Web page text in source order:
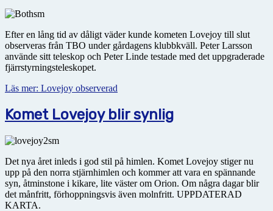
Efter en lång tid av dåligt väder kunde kometen Lovejoy till slut
observeras från TBO under gårdagens klubbkväll. Peter Larsson
använde sitt teleskop och Peter Linde testade med det uppgraderade
fjärrstyrningsteleskopet.
Läs mer: Lovejoy observerad
Komet Lovejoy blir synlig
Det nya året inleds i god stil på himlen. Komet Lovejoy stiger nu
upp på den norra stjärnhimlen och kommer att vara en spännande
syn, åtminstone i kikare, lite väster om Orion. Om några dagar blir
det månfritt, förhoppningsvis även molnfritt. UPPDATERAD
KARTA.